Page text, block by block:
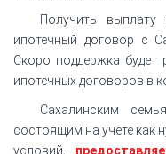
Получить
ипотечный договор с
Скоро поддержка будет
ипотечных договоров в
Сахалинским
состоящим на учете
условий,